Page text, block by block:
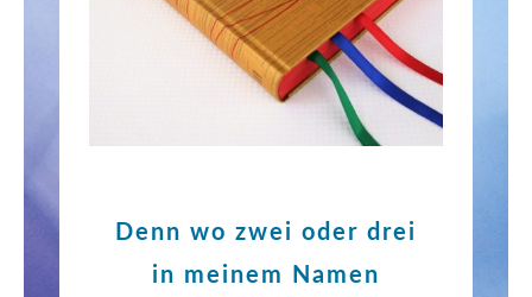
Denn wo zwei oder drei
in meinem Namen